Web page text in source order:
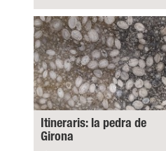
Itineraris: la pedra de
Girona